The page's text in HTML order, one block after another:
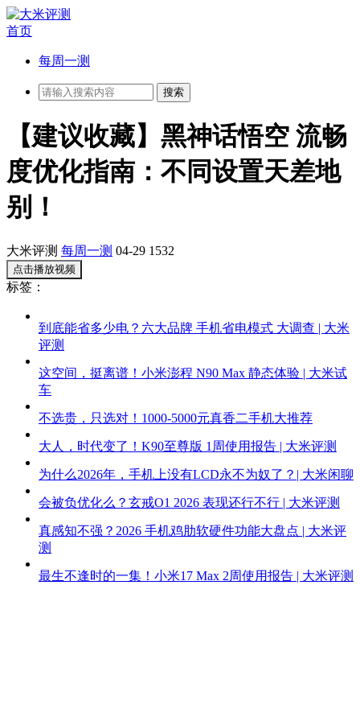
首页
每周一测
【建议收藏】黑神话悟空 流畅
度优化指南：不同设置天差地
别！
大米评测 每周一测 04-29 1532
点击播放视频
标签：
到底能省多少电？六大品牌 手机省电模式 大调查 | 大米
评测
这空间，挺离谱！小米澎程 N90 Max 静态体验 | 大米试
车
不选贵，只选对！1000-5000元真香二手机大推荐
大人，时代变了！K90至尊版 1周使用报告 | 大米评测
为什么2026年，手机上没有LCD永不为奴了？| 大米闲聊
会被负优化么？玄戒O1 2026 表现还行不行 | 大米评测
真感知不强？2026 手机鸡肋软硬件功能大盘点 | 大米评
测
最生不逢时的一集！小米17 Max 2周使用报告 | 大米评测